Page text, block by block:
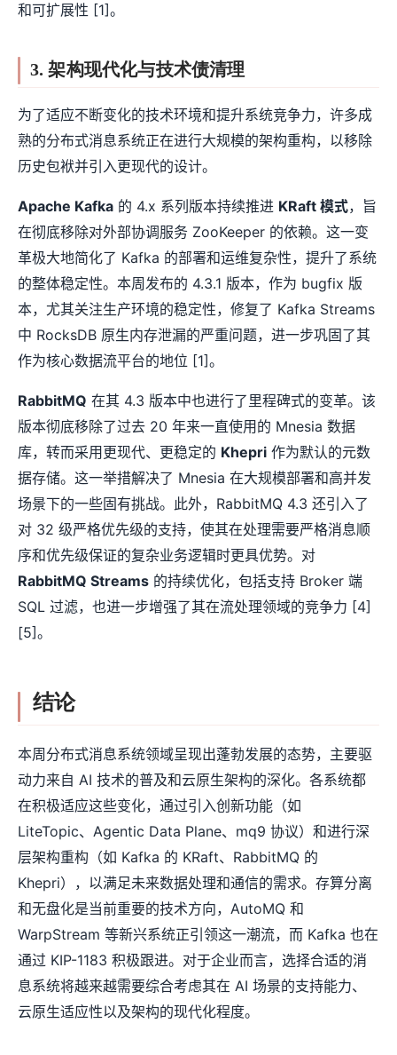
和可扩展性 [1]。
3. 架构现代化与技术债清理
为了适应不断变化的技术环境和提升系统竞争力，许多成
熟的分布式消息系统正在进行大规模的架构重构，以移除
历史包袱并引入更现代的设计。
Apache Kafka 的 4.x 系列版本持续推进 KRaft 模式，旨
在彻底移除对外部协调服务 ZooKeeper 的依赖。这一变
革极大地简化了 Kafka 的部署和运维复杂性，提升了系统
的整体稳定性。本周发布的 4.3.1 版本，作为 bugfix 版
本，尤其关注生产环境的稳定性，修复了 Kafka Streams
中 RocksDB 原生内存泄漏的严重问题，进一步巩固了其
作为核心数据流平台的地位 [1]。
RabbitMQ 在其 4.3 版本中也进行了里程碑式的变革。该
版本彻底移除了过去 20 年来一直使用的 Mnesia 数据
库，转而采用更现代、更稳定的 Khepri 作为默认的元数
据存储。这一举措解决了 Mnesia 在大规模部署和高并发
场景下的一些固有挑战。此外，RabbitMQ 4.3 还引入了
对 32 级严格优先级的支持，使其在处理需要严格消息顺
序和优先级保证的复杂业务逻辑时更具优势。对
RabbitMQ Streams 的持续优化，包括支持 Broker 端
SQL 过滤，也进一步增强了其在流处理领域的竞争力 [4]
[5]。
结论
本周分布式消息系统领域呈现出蓬勃发展的态势，主要驱
动力来自 AI 技术的普及和云原生架构的深化。各系统都
在积极适应这些变化，通过引入创新功能（如
LiteTopic、Agentic Data Plane、mq9 协议）和进行深
层架构重构（如 Kafka 的 KRaft、RabbitMQ 的
Khepri），以满足未来数据处理和通信的需求。存算分离
和无盘化是当前重要的技术方向，AutoMQ 和
WarpStream 等新兴系统正引领这一潮流，而 Kafka 也在
通过 KIP-1183 积极跟进。对于企业而言，选择合适的消
息系统将越来越需要综合考虑其在 AI 场景的支持能力、
云原生适应性以及架构的现代化程度。